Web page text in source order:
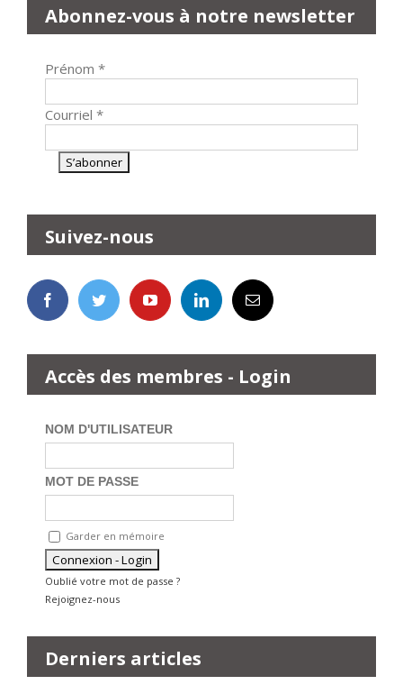
Abonnez-vous à notre newsletter
Prénom *
Courriel *
Suivez-nous
Accès des membres - Login
NOM D'UTILISATEUR
MOT DE PASSE
Garder en mémoire
Oublié votre mot de passe ?
Rejoignez-nous
Derniers articles